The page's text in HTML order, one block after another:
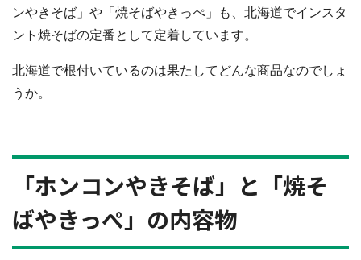
ンやきそば」や「焼そばやきっぺ」も、北海道でインスタ
ント焼そばの定番として定着しています。
北海道で根付いているのは果たしてどんな商品なのでしょ
うか。
「ホンコンやきそば」と「焼そ
ばやきっぺ」の内容物